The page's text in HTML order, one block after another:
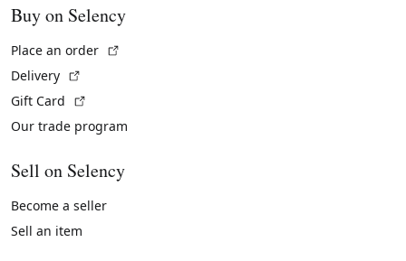
Buy on Selency
Place an order
Delivery
Gift Card
Our trade program
Sell on Selency
Become a seller
Sell an item